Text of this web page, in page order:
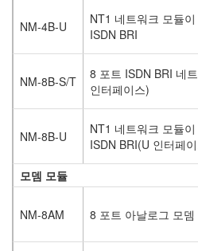
NM-4B-U
NT1 네트워크 모듈
ISDN BRI
NM-8B-S/T
8 포트 ISDN BRI 네
인터페이스)
NM-8B-U
NT1 네트워크 모듈
ISDN BRI(U 인터페
모뎀 모듈
NM-8AM 8 포트 아날로그 모